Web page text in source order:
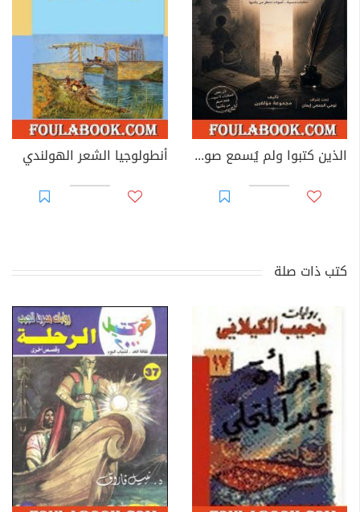
الذين كتبوا ولم يُسمع صوتهم أنطولوجيا الشعر الهولندي
كتب ذات صلة